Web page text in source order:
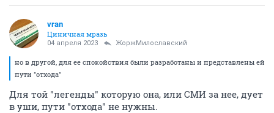
vran
Циничная мразь
04 апреля 2023 ЖоржМилославский
но в другой, для ее спокойствия были разработаны и представлены ей
пути "отхода"
Для той "легенды" которую она, или СМИ за нее, дует
в уши, пути "отхода" не нужны.